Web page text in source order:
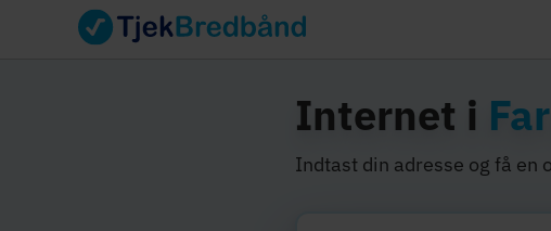
Internet i
Indtast din adresse og få en